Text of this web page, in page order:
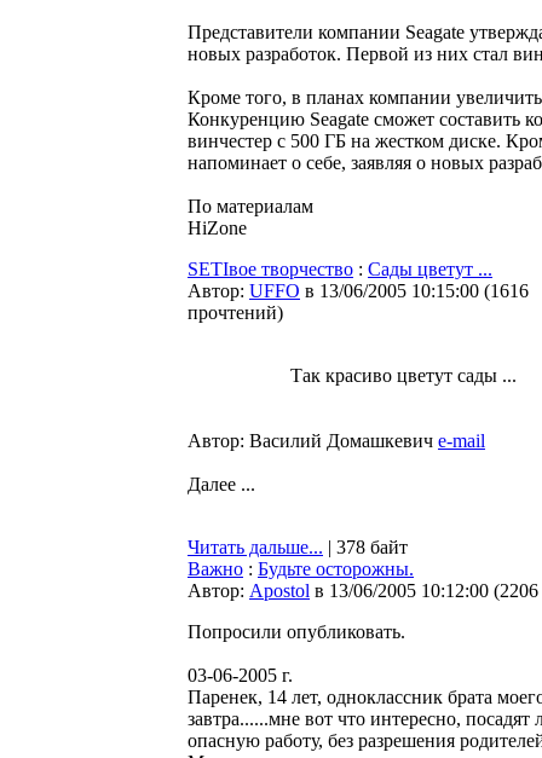
Представители компании Seagate
новых разработок. Первой из них стал
Кроме того, в планах компании
Конкуренцию Seagate сможет составить
винчестер с 500 ГБ на жестком диске.
напоминает о себе, заявляя о новых
По материалам
HiZone
SETIвое творчество : Сады цветут ...
Автор: UFFO в 13/06/2005 10:15:00 (1616
прочтений)
Так красиво цветут сады ...
Автор: Василий Домашкевич e-mail
Далее ...
Читать дальше... | 378 байт
Важно : Будьте осторожны.
Автор: Apostol в 13/06/2005 10:12:00 (
Попросили опубликовать.
03-06-2005 г.
Паренек, 14 лет, одноклассник брата
завтра......мне вот что интересно, посадят
опасную работу, без разрешения